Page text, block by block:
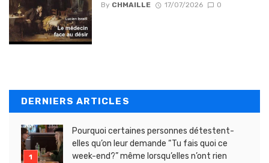
By CHMAILLE 17/07/2026 0
DERNIERS ARTICLES
Pourquoi certaines personnes détestent-
elles qu’on leur demande “Tu fais quoi ce
week-end?” même lorsqu’elles n’ont rien